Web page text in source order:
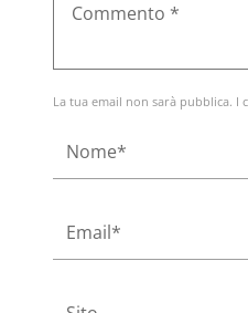
La tua email non sarà pubblica. I